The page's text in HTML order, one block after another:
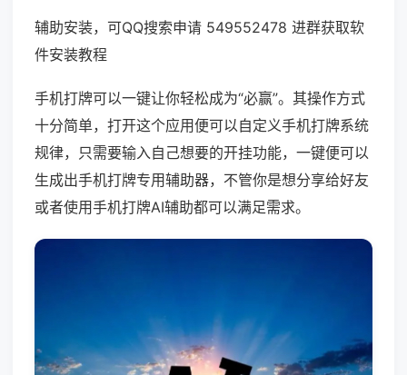
辅助安装，可QQ搜索申请 549552478 进群获取软
件安装教程
手机打牌可以一键让你轻松成为“必赢”。其操作方式
十分简单，打开这个应用便可以自定义手机打牌系统
规律，只需要输入自己想要的开挂功能，一键便可以
生成出手机打牌专用辅助器，不管你是想分享给好友
或者使用手机打牌AI辅助都可以满足需求。